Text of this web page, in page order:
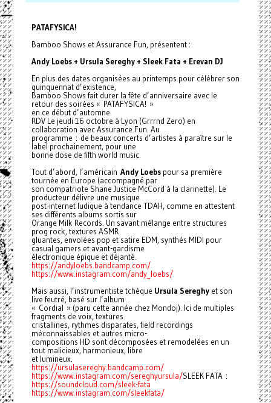
PATAFYSICA!
Bamboo Shows et Assurance Fun, présentent :
Andy Loebs + Ursula Sereghy + Sleek Fata + Erevan DJ
En plus des dates organisées au printemps pour célébrer son
quinquennat d’existence,
Bamboo Shows fait durer la fête d’anniversaire avec le
retour des soirées « PATAFYSICA! »
en ce début d’automne.
RDV Le jeudi 16 octobre à Lyon (Grrrnd Zero) en
collaboration avec Assurance Fun. Au
programme : de beaux concerts d’artistes à paraître sur le
label prochainement, pour une
bonne dose de fifth world music.
Tout d’abord, l’américain Andy Loebspour sa première
tournée en Europe (accompagné par
son compatriote Shane Justice McCord à la clarinette). Le
producteur délivre une musique
post-internet ludique à tendance TDAH, comme en attestent
ses différents albums sortis sur
Orange Milk Records. Un savant mélange entre structures
prog rock, textures ASMR
gluantes, envolées pop et satire EDM, synthés MIDI pour
casual gamers et avant-gardisme
électronique épique et déjanté.
https://andyloebs.bandcamp.com/
https://www.instagram.com/andy_loebs/
Mais aussi, l’instrumentiste tchèque Ursula Sereghyet son
live feutré, basé sur l’album
« Cordial » (paru cette année chez Mondoj). Ici de multiples
fragments de voix, textures
cristallines, rythmes disparates, field recordings
méconnaissables et autres micro-
compositions HD sont décomposées et remodelées en un
tout malicieux, harmonieux, libre
et lumineux.
https://ursulasereghy.bandcamp.com/
https://www.instagram.com/sereghyursula/SLEEK FATA :
https://soundcloud.com/sleek-fata
https://www.instagram.com/sleekfata/